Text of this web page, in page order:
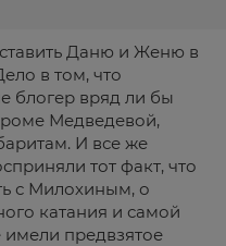
Даню и Женю в
в том, что
блогер вряд ли бы
Медведевой,
И все же
тот факт, что
с Милохиным, о
катания и самой
предвзятое